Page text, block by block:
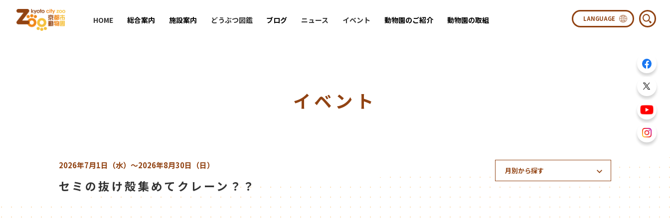
HOME 総合案内 施設案内 どうぶつ図鑑 ブログ ニュース イベント 動物園のご紹介 動物園の取組
イベント
2026年7月1日（水） ～2026年8月30日（日）
セミの抜け殻集めてクレーン？？